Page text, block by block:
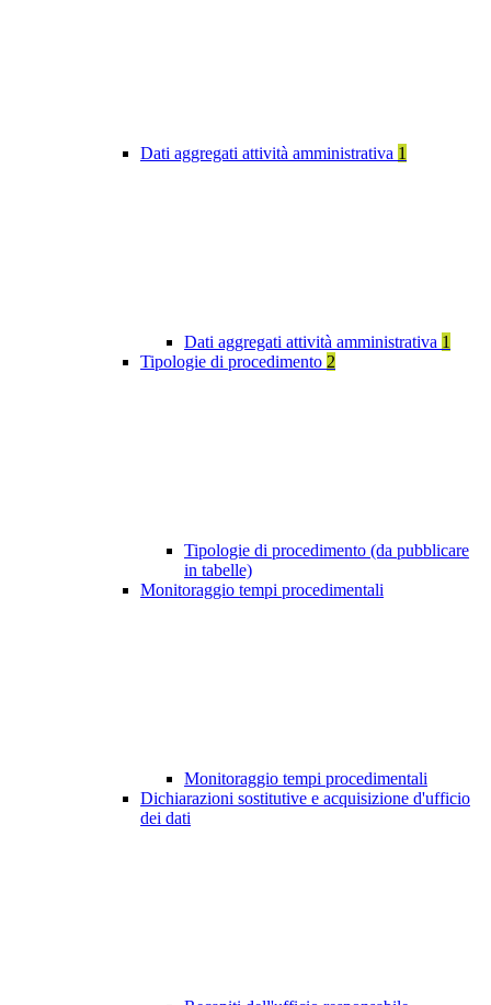
Dati aggregati attività amministrativa 1
Dati aggregati attività amministrativa 1
Tipologie di procedimento 2
Tipologie di procedimento (da pubblicare
in tabelle)
Monitoraggio tempi procedimentali
Monitoraggio tempi procedimentali
Dichiarazioni sostitutive e acquisizione d'ufficio
dei dati